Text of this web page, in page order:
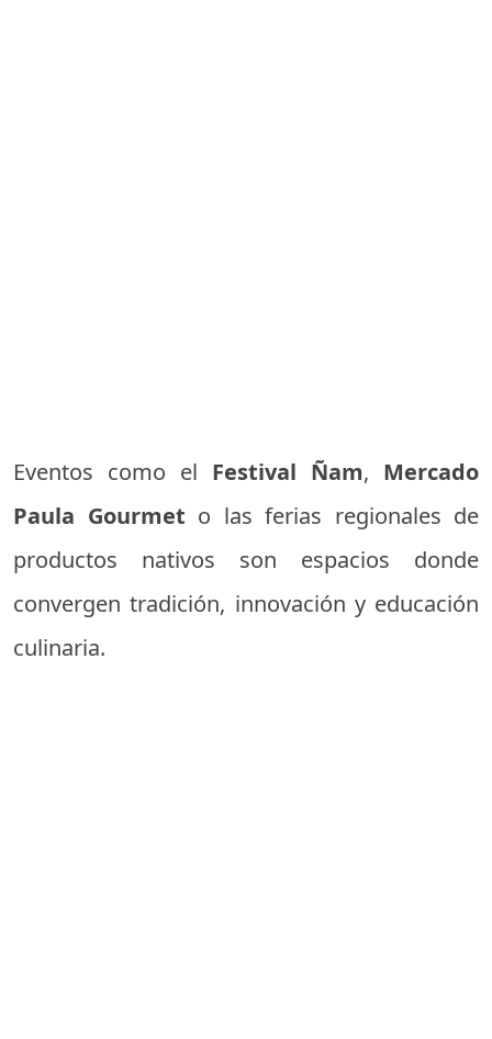
Eventos como el Festival Ñam, Mercado
Paula Gourmet o las ferias regionales de
productos nativos son espacios donde
convergen tradición, innovación y educación
culinaria.